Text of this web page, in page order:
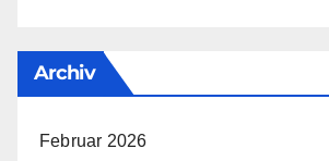
Archiv
Februar 2026